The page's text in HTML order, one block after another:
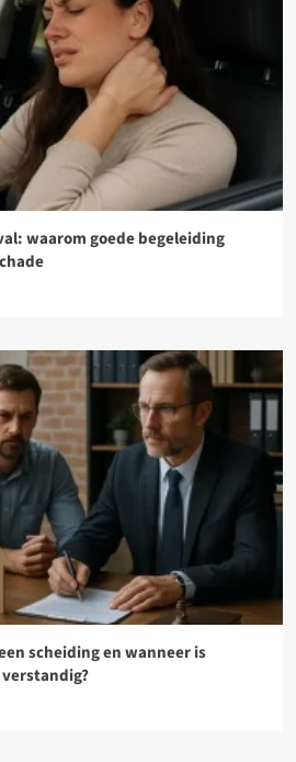
waarom goede begeleiding
scheiding en wanneer is